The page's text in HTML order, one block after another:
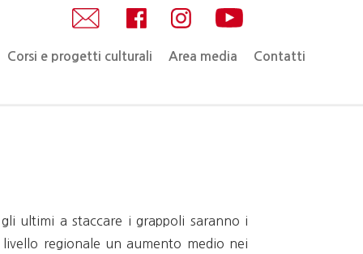
Corsi e progetti culturali Area media Contatti
gli ultimi a staccare i grappoli saranno i
regionale un aumento medio nei